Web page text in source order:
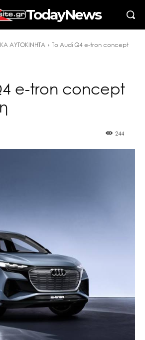
TodayNews
ΑΥΤΟΚΙΝΗΤΑ
To Audi Q4 e-tron concept
e-tron concept
244